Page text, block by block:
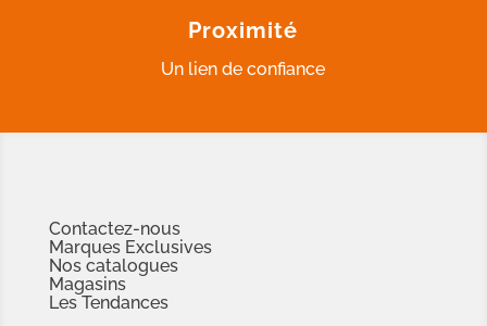
Proximité
Un lien de confiance
Contactez-nous
Marques Exclusives
Nos catalogues
Magasins
Les Tendances